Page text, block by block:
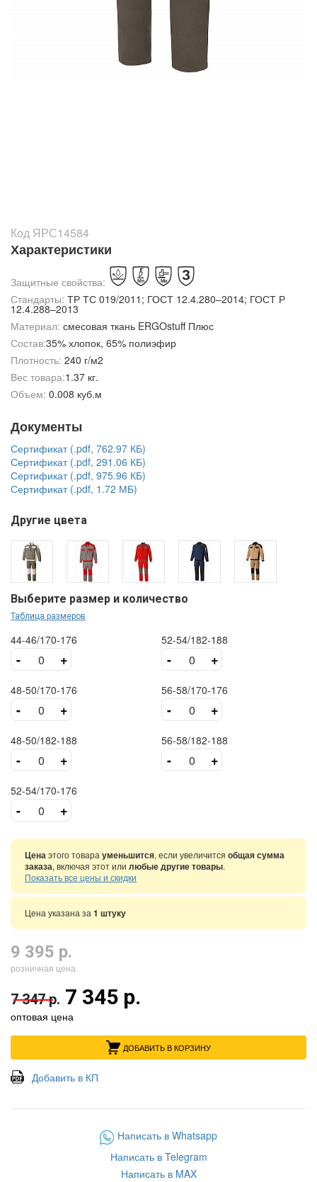
Код ЯРС14584
Характеристики
Защитные свойства:
Стандарты: ТР ТС 019/2011; ГОСТ 12.4.280–2014; ГОСТ Р
12.4.288–2013
Материал: смесовая ткань ERGOstuff Плюс
Состав:35% хлопок, 65% полиэфир
Плотность: 240 г/м2
Вес товара:1.37 кг.
Объем: 0.008 куб.м
Документы
Сертификат (.pdf, 762.97 КБ)
Сертификат (.pdf, 291.06 КБ)
Сертификат (.pdf, 975.96 КБ)
Сертификат (.pdf, 1.72 МБ)
Другие цвета
Выберите размер и количество
Таблица размеров
44-46/170-176
- +
48-50/170-176
- +
48-50/182-188
- +
52-54/170-176
- +
52-54/182-188
- +
56-58/170-176
- +
56-58/182-188
- +
Ценаэтого товара уменьшится, если увеличится общая сумма
заказа, включая этот или любые другие товары.
Показать все цены и скидки
Цена указана за 1 штуку
9 395 р.
розничная цена
7 347 р. 7 345 р.
оптовая цена
ДОБАВИТЬ В КОРЗИНУ
Добавить в КП
Написать в Whatsapp
Написать в Telegram
Написать в MAX